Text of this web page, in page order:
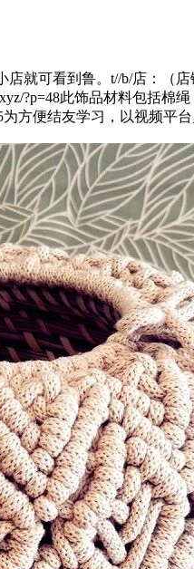
就可看到鲁。t//b/店：（
?p=48此饰品材料包括棉绳
方便结友学习，以视频平